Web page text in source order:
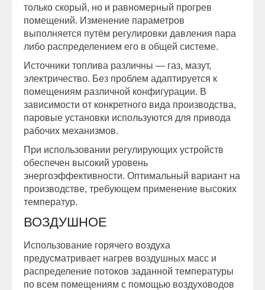
только скорый, но и равномерный прогрев
помещений. Изменение параметров
выполняется путём регулировки давления пара
либо распределением его в общей системе.
Источники топлива различны — газ, мазут,
электричество. Без проблем адаптируется к
помещениям различной конфигурации. В
зависимости от конкретного вида производства,
паровые установки используются для привода
рабочих механизмов.
При использовании регулирующих устройств
обеспечен высокий уровень
энергоэффективности. Оптимальный вариант на
производстве, требующем применение высоких
температур.
ВОЗДУШНОЕ
Использование горячего воздуха
предусматривает нагрев воздушных масс и
распределение потоков заданной температуры
по всем помещениям с помощью воздуховодов